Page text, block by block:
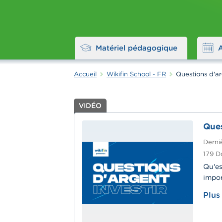
Matériel pédagogique
Accueil Wikifin School - FR Questions
VIDÉO
179